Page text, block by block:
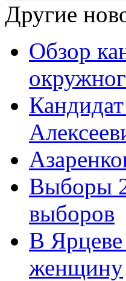
Другие
Обзор
Выборы
выборов
В
женщину